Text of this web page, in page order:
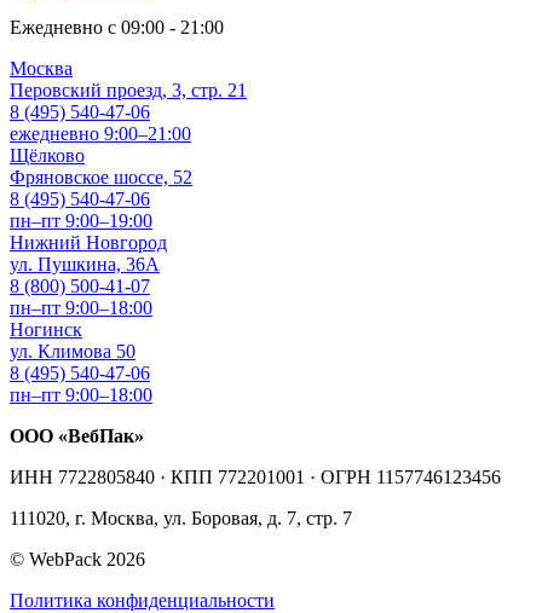
Ежедневно с 09:00 - 21:00
Москва
Перовский проезд, 3, стр. 21
8 (495) 540-47-06
ежедневно 9:00–21:00
Щёлково
Фряновское шоссе, 52
8 (495) 540-47-06
пн–пт 9:00–19:00
Нижний Новгород
ул. Пушкина, 36А
8 (800) 500-41-07
пн–пт 9:00–18:00
Ногинск
ул. Климова 50
8 (495) 540-47-06
пн–пт 9:00–18:00
ООО «ВебПак»
ИНН 7722805840 · КПП 772201001 · ОГРН 1157746123456
111020, г. Москва, ул. Боровая, д. 7, стр. 7
© WebPack 2026
Политика конфиденциальности